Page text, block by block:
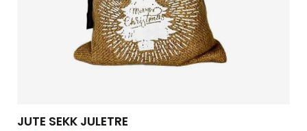
JUTE SEKK JULETRE